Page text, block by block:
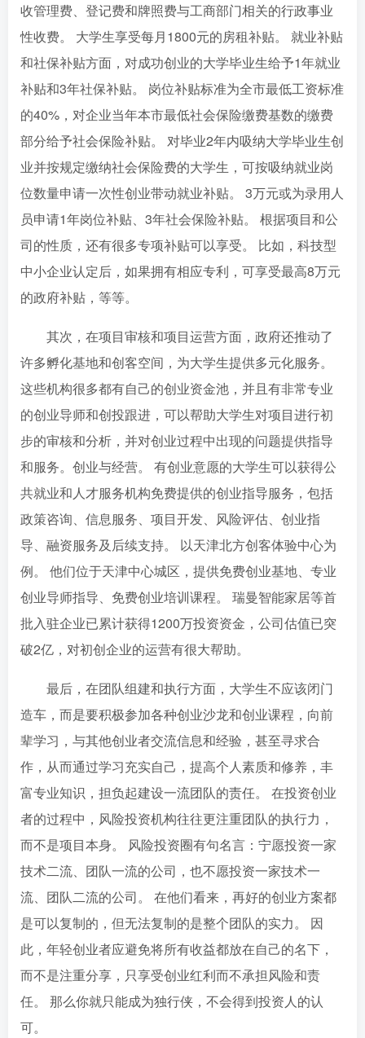
收管理费、登记费和牌照费与工商部门相关的行政事业
性收费。 大学生享受每月1800元的房租补贴。 就业补贴
和社保补贴方面，对成功创业的大学毕业生给予1年就业
补贴和3年社保补贴。 岗位补贴标准为全市最低工资标准
的40%，对企业当年本市最低社会保险缴费基数的缴费
部分给予社会保险补贴。 对毕业2年内吸纳大学毕业生创
业并按规定缴纳社会保险费的大学生，可按吸纳就业岗
位数量申请一次性创业带动就业补贴。 3万元或为录用人
员申请1年岗位补贴、3年社会保险补贴。 根据项目和公
司的性质，还有很多专项补贴可以享受。 比如，科技型
中小企业认定后，如果拥有相应专利，可享受最高8万元
的政府补贴，等等。
其次，在项目审核和项目运营方面，政府还推动了
许多孵化基地和创客空间，为大学生提供多元化服务。
这些机构很多都有自己的创业资金池，并且有非常专业
的创业导师和创投跟进，可以帮助大学生对项目进行初
步的审核和分析，并对创业过程中出现的问题提供指导
和服务。创业与经营。 有创业意愿的大学生可以获得公
共就业和人才服务机构免费提供的创业指导服务，包括
政策咨询、信息服务、项目开发、风险评估、创业指
导、融资服务及后续支持。 以天津北方创客体验中心为
例。 他们位于天津中心城区，提供免费创业基地、专业
创业导师指导、免费创业培训课程。 瑞曼智能家居等首
批入驻企业已累计获得1200万投资资金，公司估值已突
破2亿，对初创企业的运营有很大帮助。
最后，在团队组建和执行方面，大学生不应该闭门
造车，而是要积极参加各种创业沙龙和创业课程，向前
辈学习，与其他创业者交流信息和经验，甚至寻求合
作，从而通过学习充实自己，提高个人素质和修养，丰
富专业知识，担负起建设一流团队的责任。 在投资创业
者的过程中，风险投资机构往往更注重团队的执行力，
而不是项目本身。 风险投资圈有句名言：宁愿投资一家
技术二流、团队一流的公司，也不愿投资一家技术一
流、团队二流的公司。 在他们看来，再好的创业方案都
是可以复制的，但无法复制的是整个团队的实力。 因
此，年轻创业者应避免将所有收益都放在自己的名下，
而不是注重分享，只享受创业红利而不承担风险和责
任。 那么你就只能成为独行侠，不会得到投资人的认
可。